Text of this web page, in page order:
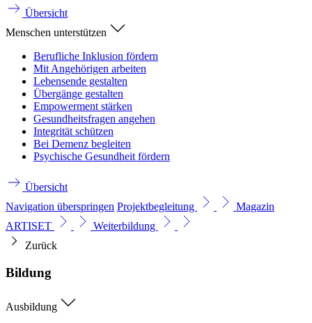
Übersicht
Menschen unterstützen
Berufliche Inklusion fördern
Mit Angehörigen arbeiten
Lebensende gestalten
Übergänge gestalten
Empowerment stärken
Gesundheitsfragen angehen
Integrität schützen
Bei Demenz begleiten
Psychische Gesundheit fördern
Übersicht
Navigation überspringen Projektbegleitung
Magazin
ARTISET
Weiterbildung
Zurück
Bildung
Ausbildung